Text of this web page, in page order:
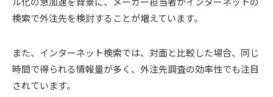
検索で外注先を検討することが増えています。
また、インターネット検索では、対面と比較した場合、同じ
時間で得られる情報量が多く、外注先調査の効率性でも注目
されています。